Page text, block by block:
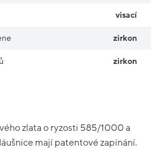
zlata o ryzosti 585/1000 a
mají patentové zapínání.
visací
zirkon
zirkon